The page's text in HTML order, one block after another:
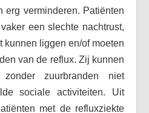
erg verminderen. Patiënten
een slechte nachtrust,
kunnen liggen en/of moeten
van de reflux. Zij kunnen
zuurbranden niet
sociale activiteiten. Uit
met de refluxziekte